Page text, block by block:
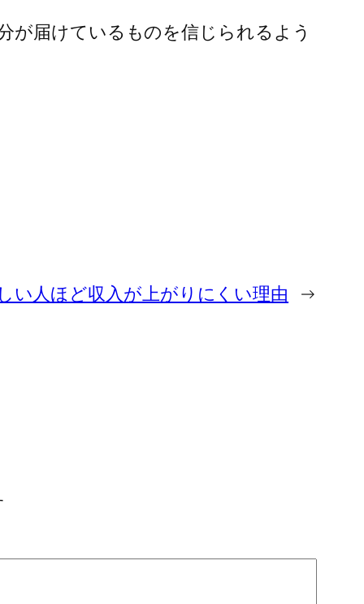
が届けているものを信じられるよう
い人ほど収入が上がりにくい理由 →